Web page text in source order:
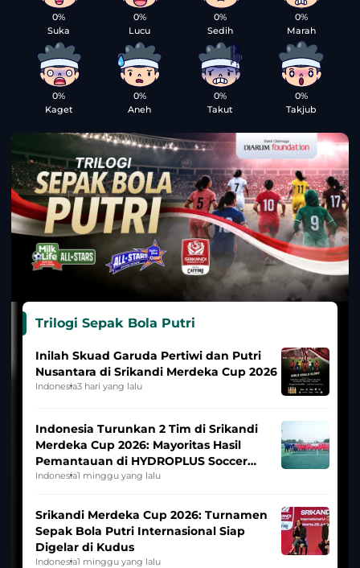
0%
Suka
0%
Lucu
0%
Sedih
0%
Marah
0%
Kaget
0%
Aneh
0%
Takut
0%
Takjub
Trilogi Sepak Bola Putri
Inilah Skuad Garuda Pertiwi dan Putri
Nusantara di Srikandi Merdeka Cup 2026
Indonesia3 hari yang lalu
Indonesia Turunkan 2 Tim di Srikandi
Merdeka Cup 2026: Mayoritas Hasil
Pemantauan di HYDROPLUS Soccer
League
Indonesia1 minggu yang lalu
Srikandi Merdeka Cup 2026: Turnamen
Sepak Bola Putri Internasional Siap
Digelar di Kudus
Indonesia1 minggu yang lalu